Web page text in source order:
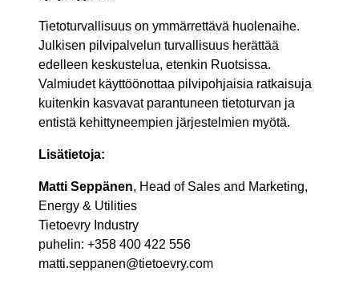
Tietoturvallisuus on ymmärrettävä huolenaihe.
Julkisen pilvipalvelun turvallisuus herättää
edelleen keskustelua, etenkin Ruotsissa.
Valmiudet käyttöönottaa pilvipohjaisia ratkaisuja
kuitenkin kasvavat parantuneen tietoturvan ja
entistä kehittyneempien järjestelmien myötä.
Lisätietoja:
Matti Seppänen, Head of Sales and Marketing,
Energy & Utilities
Tietoevry Industry
puhelin: +358 400 422 556
matti.seppanen@tietoevry.com